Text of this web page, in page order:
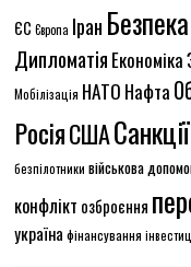
ЄС Європа Іран Безпека
Дипломатія Економіка
Мобілізація НАТО Нафта
РосіяСШАСанкції
безпілотники військова
конфлікт озброєння
україна фінансування